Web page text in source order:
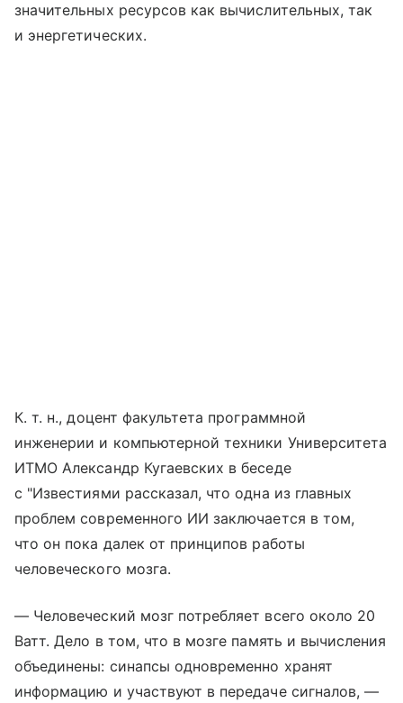
значительных ресурсов как вычислительных, так
и энергетических.
К. т. н., доцент факультета программной
инженерии и компьютерной техники Университета
ИТМО Александр Кугаевских в беседе
с "Известиями рассказал, что одна из главных
проблем современного ИИ заключается в том,
что он пока далек от принципов работы
человеческого мозга.
— Человеческий мозг потребляет всего около 20
Ватт. Дело в том, что в мозге память и вычисления
объединены: синапсы одновременно хранят
информацию и участвуют в передаче сигналов, —